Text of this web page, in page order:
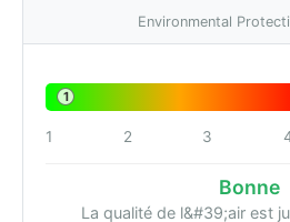
Environmental
1
1 2 3
Bonne
La qualité de l&#39;air est